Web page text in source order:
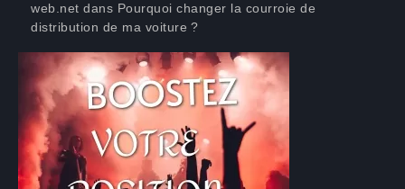
web.net dans Pourquoi changer la courroie de
distribution de ma voiture ?